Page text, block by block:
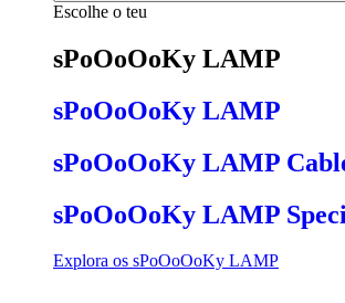
Escolhe o teu
sPoOoOoKy LAMP
sPoOoOoKy LAMP
sPoOoOoKy LAMP
sPoOoOoKy LAMP
Explora os sPoOoOoKy LAMP